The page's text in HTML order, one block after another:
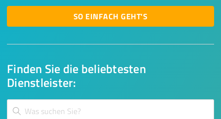
Finden Sie die beliebtesten
Dienstleister:
SO EINFACH GEHT'S